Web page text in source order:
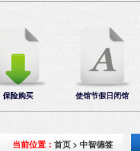
保险购买 使馆节假日闭馆
当前位置： 首页 > 中智德签